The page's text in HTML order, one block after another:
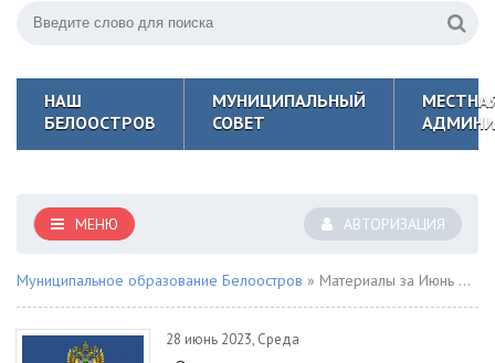
НАШ
БЕЛООСТРОВ
МУНИЦИПАЛЬНЫЙ
СОВЕТ
АВТОРИЗАЦИЯ
МЕНЮ
Муниципальное образование Белоостров » Материалы за Июнь 2023 года » Страница 3
28 июнь 2023, Среда